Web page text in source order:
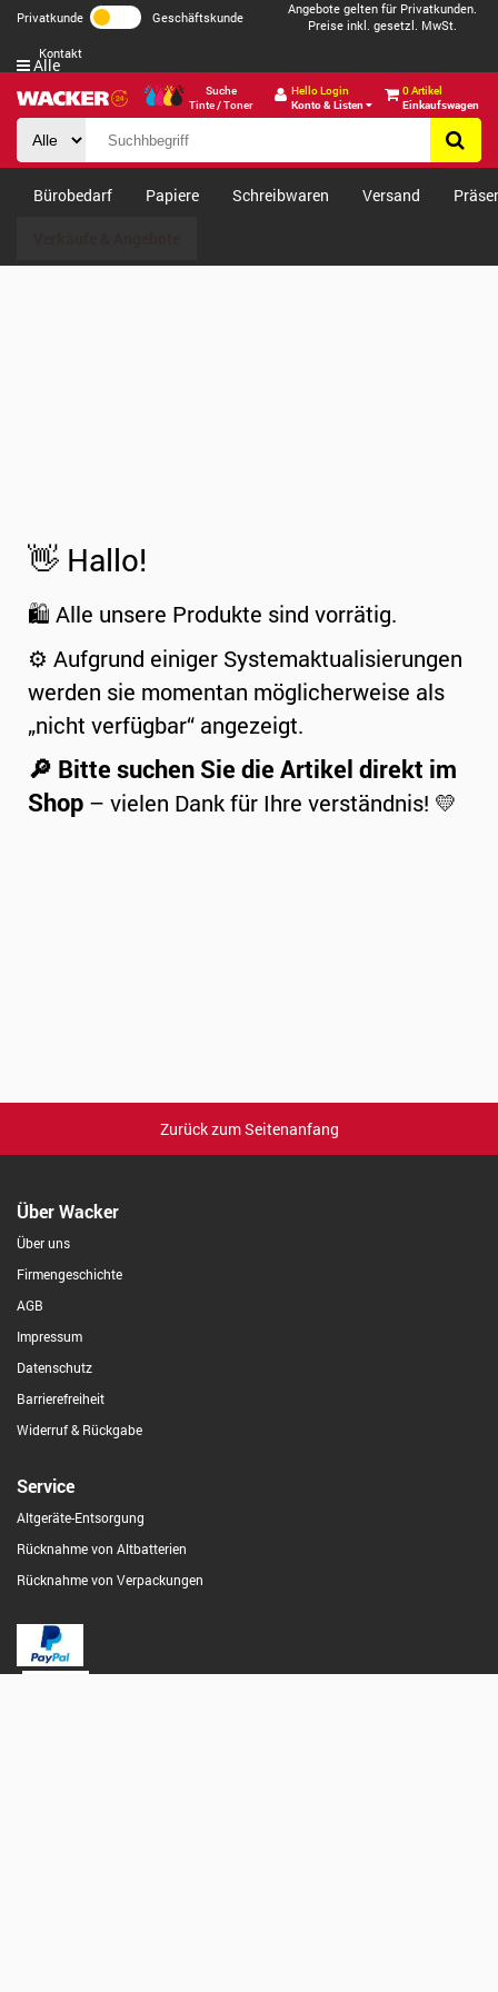
Privatkunde Geschäftskunde
Angebote gelten für Privatkunden.
Preise inkl. gesetzl. MwSt.
Kontakt
Suche
Tinte / Toner
Hello Login
Konto & Listen
0 Artikel
Einkaufswagen
Alle
Bürobedarf Papiere Schreibwaren Versand
👋 Hallo!
🛍️ Alle unsere Produkte sind vorrätig.
⚙️ Aufgrund einiger Systemaktualisierungen
werden sie momentan möglicherweise als
„nicht verfügbar“ angezeigt.
🔎 Bitte suchen Sie die Artikel direkt im
Shop – vielen Dank für Ihre verständnis! 💛
Zurück zum Seitenanfang
Über Wacker
Über uns
Firmengeschichte
AGB
Impressum
Datenschutz
Barrierefreiheit
Widerruf & Rückgabe
Service
Altgeräte-Entsorgung
Rücknahme von Altbatterien
Rücknahme von Verpackungen